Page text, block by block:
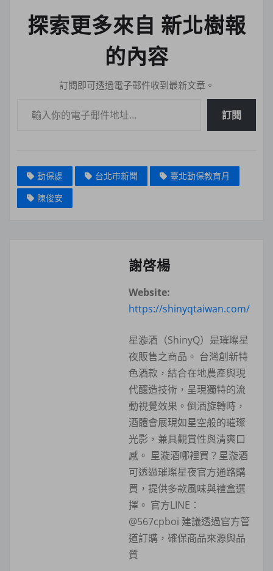
探索更多來自 新北樹報
的內容
訂閱即可透過電子郵件收到最新文章。
訂閱
動保處 台北市新聞
臺北動保教育月
陳俊安
謝啓楊
Website:
https://shinyqtaiwan.com/
星漩酒（ShinyQ）是璀璨星
夜販售之商品。 台灣創新特
色酒款，結合在地農產與現
代釀造技術，呈現獨特的流
動視覺效果。倒酒旋轉時，
酒體會展現如星空般的璀璨
光影，兼具觀賞性與清爽口
感。 星漩酒哪裡買？星漩酒
可透過璀璨星夜官方通路購
買，提供多款風味與禮盒選
擇。 官方LINE：
@567cpboi 建議透過官方管
道訂購，確保商品來源與品
質